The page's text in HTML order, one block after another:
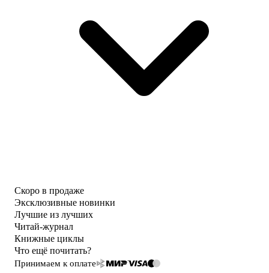
Скоро в продаже
Эксклюзивные новинки
Лучшие из лучших
Читай-журнал
Книжные циклы
Что ещё почитать?
Принимаем к оплате